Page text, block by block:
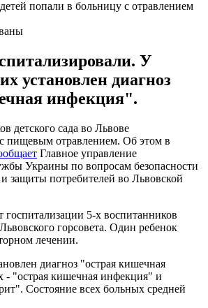
У
установлен диагноз
инфекция".
детского сада во Львове
пищевым отравлением. Об этом в
Главное управление
Украины по вопросам безопасности
защиты потребителей во Львовской
госпитализации 5-х воспитанников
горсовета. Один ребенок
лечении.
диагноз "острая кишечная
- "острая кишечная инфекция" и
Состояние всех больных средней